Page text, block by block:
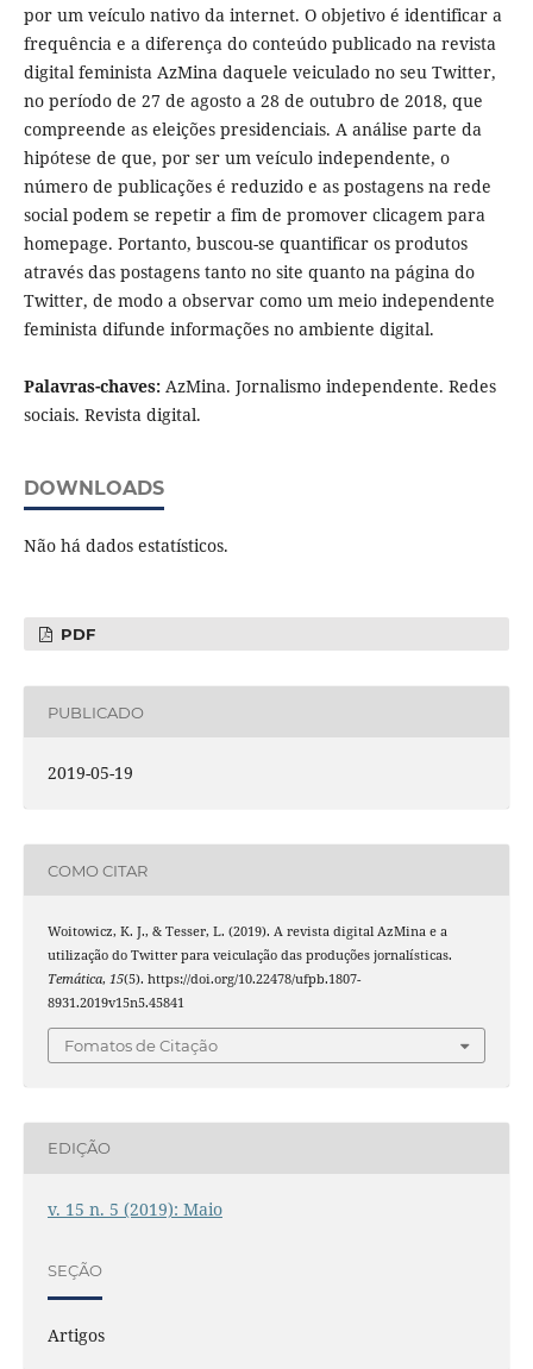
por um veículo nativo da internet. O objetivo é identificar a
frequência e a diferença do conteúdo publicado na revista
digital feminista AzMina daquele veiculado no seu Twitter,
no período de 27 de agosto a 28 de outubro de 2018, que
compreende as eleições presidenciais. A análise parte da
hipótese de que, por ser um veículo independente, o
número de publicações é reduzido e as postagens na rede
social podem se repetir a fim de promover clicagem para
homepage. Portanto, buscou-se quantificar os produtos
através das postagens tanto no site quanto na página do
Twitter, de modo a observar como um meio independente
feminista difunde informações no ambiente digital.
Palavras-chaves: AzMina. Jornalismo independente. Redes
sociais. Revista digital.
DOWNLOADS
Não há dados estatísticos.
PDF
PUBLICADO
2019-05-19
COMO CITAR
Woitowicz, K. J., & Tesser, L. (2019). A revista digital AzMina e a
utilização do Twitter para veiculação das produções jornalísticas.
Temática, 15(5). https://doi.org/10.22478/ufpb.1807-
8931.2019v15n5.45841
Fomatos de Citação
EDIÇÃO
v. 15 n. 5 (2019): Maio
SEÇÃO
Artigos